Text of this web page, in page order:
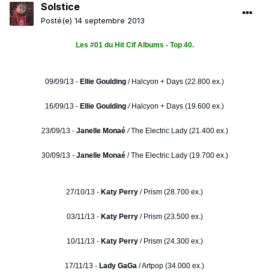
Solstice
Posté(e) 14 septembre 2013
Les #01 du Hit Cif Albums - Top 40.
09/09/13 - Ellie Goulding / Halcyon + Days (22.800 ex.)
16/09/13 - Ellie Goulding /Halcyon + Days (19.600 ex.)
23/09/13 - Janelle Monaé /The Electric Lady (21.400 ex.)
30/09/13 - Janelle Monaé/ The Electric Lady (19.700 ex.)
27/10/13 - Katy Perry / Prism (28.700 ex.)
03/11/13 - Katy Perry/ Prism (23.500 ex.)
10/11/13 - Katy Perry/ Prism (24.300 ex.)
17/11/13 - Lady GaGa / Artpop (34.000 ex.)